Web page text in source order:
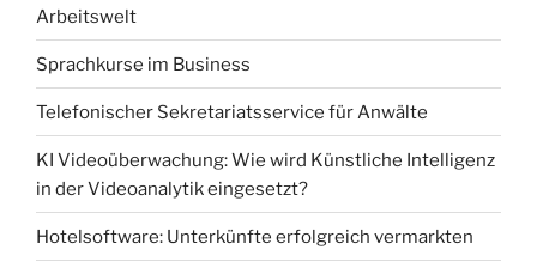
Arbeitswelt
Sprachkurse im Business
Telefonischer Sekretariatsservice für Anwälte
KI Videoüberwachung: Wie wird Künstliche Intelligenz
in der Videoanalytik eingesetzt?
Hotelsoftware: Unterkünfte erfolgreich vermarkten